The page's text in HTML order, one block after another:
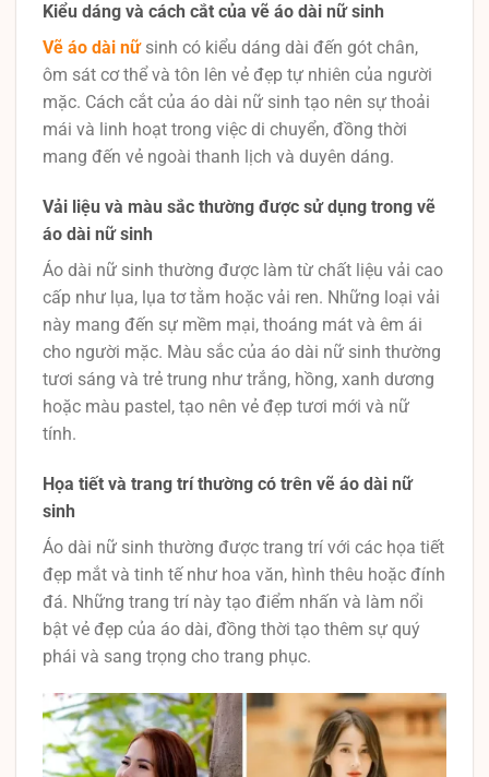
Kiểu dáng và cách cắt của vẽ áo dài nữ sinh
Vẽ áo dài nữsinh có kiểu dáng dài đến gót chân,
ôm sát cơ thể và tôn lên vẻ đẹp tự nhiên của người
mặc. Cách cắt của áo dài nữ sinh tạo nên sự thoải
mái và linh hoạt trong việc di chuyển, đồng thời
mang đến vẻ ngoài thanh lịch và duyên dáng.
Vải liệu và màu sắc thường được sử dụng trong vẽ
áo dài nữ sinh
Áo dài nữ sinh thường được làm từ chất liệu vải cao
cấp như lụa, lụa tơ tằm hoặc vải ren. Những loại vải
này mang đến sự mềm mại, thoáng mát và êm ái
cho người mặc. Màu sắc của áo dài nữ sinh thường
tươi sáng và trẻ trung như trắng, hồng, xanh dương
hoặc màu pastel, tạo nên vẻ đẹp tươi mới và nữ
tính.
Họa tiết và trang trí thường có trên vẽ áo dài nữ
sinh
Áo dài nữ sinh thường được trang trí với các họa tiết
đẹp mắt và tinh tế như hoa văn, hình thêu hoặc đính
đá. Những trang trí này tạo điểm nhấn và làm nổi
bật vẻ đẹp của áo dài, đồng thời tạo thêm sự quý
phái và sang trọng cho trang phục.